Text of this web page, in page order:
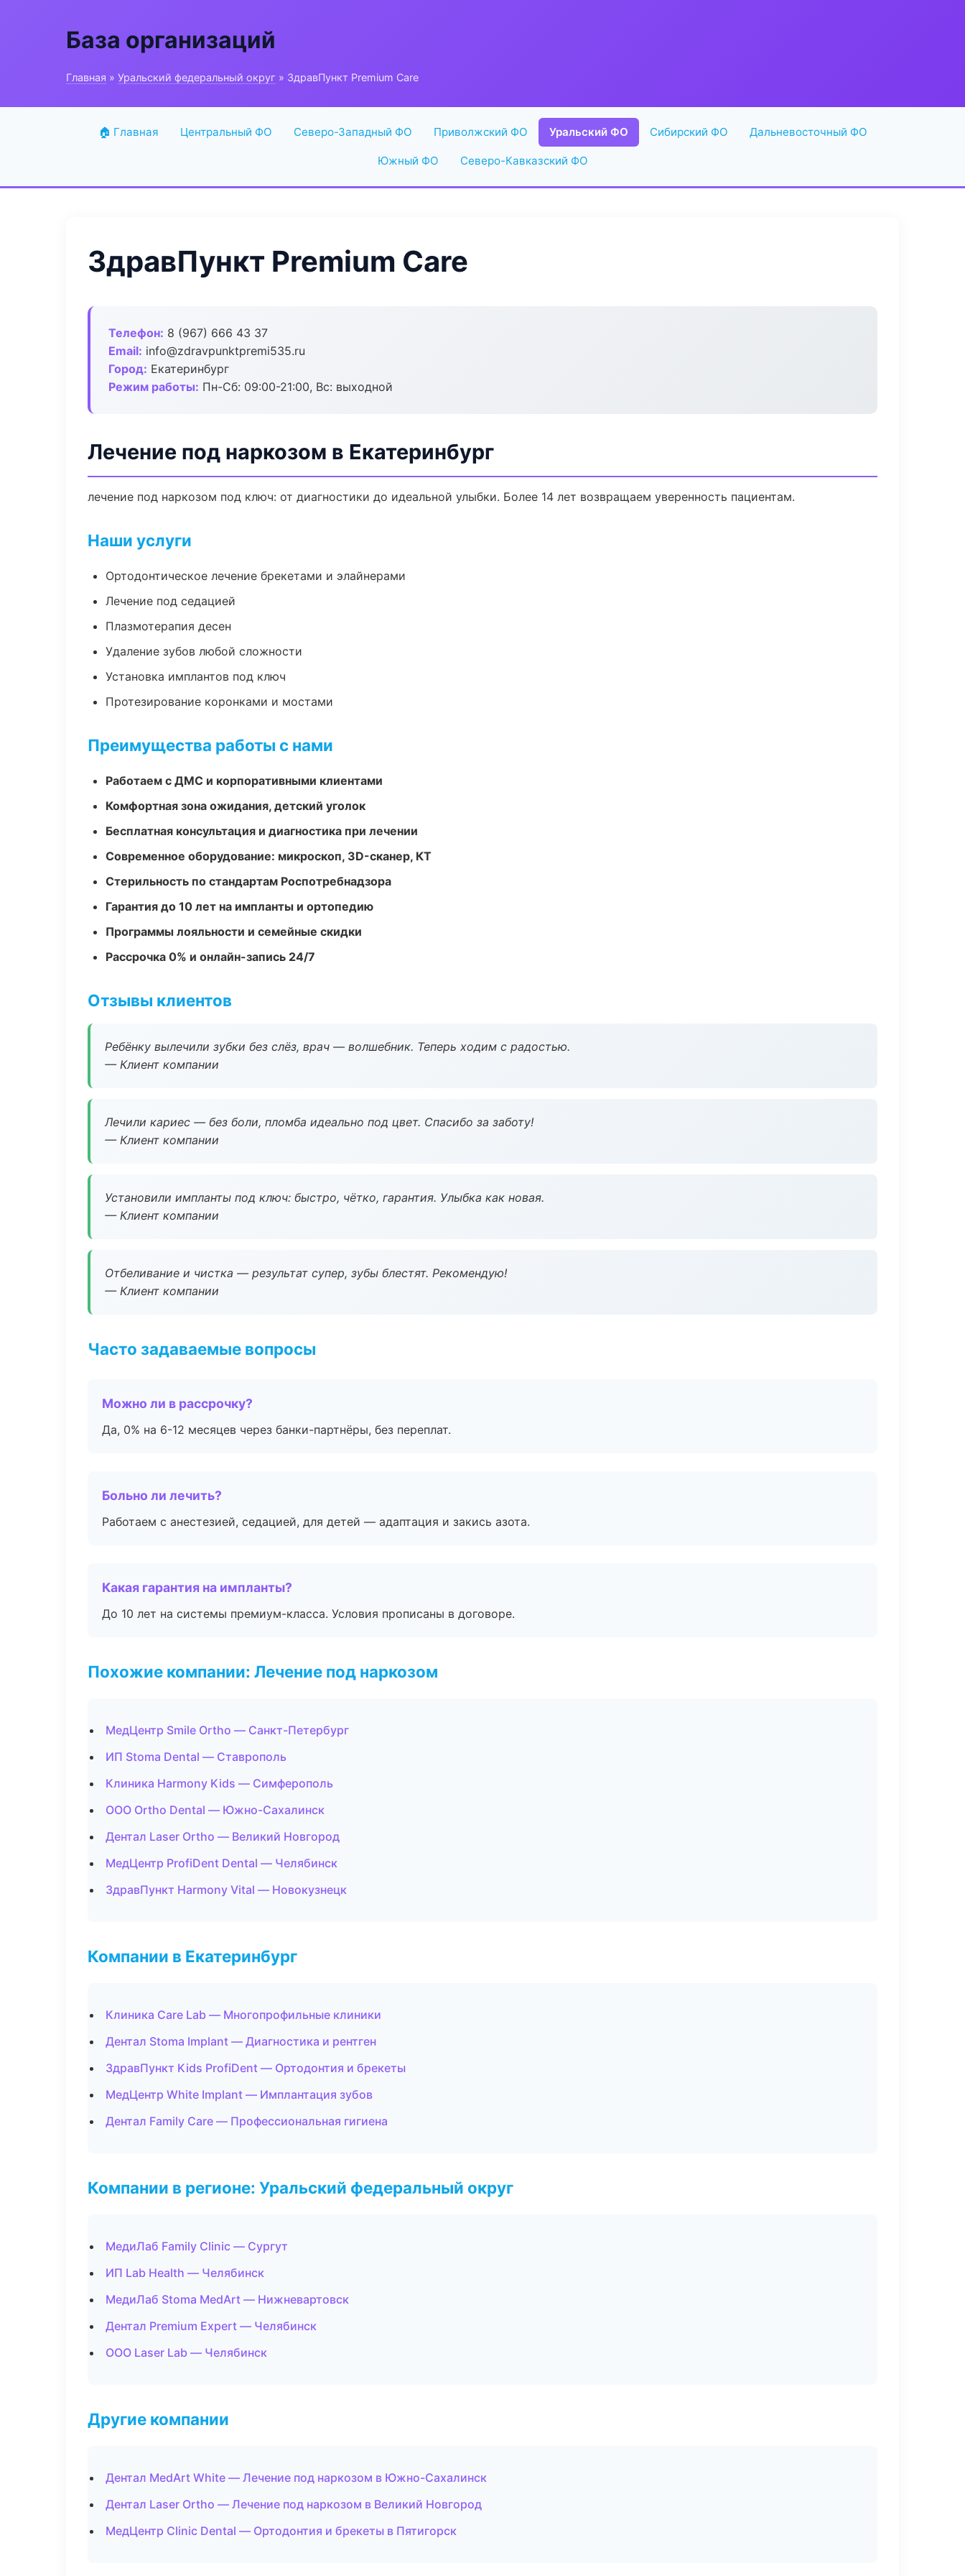
База организаций
Главная » Уральский федеральный округ » ЗдравПункт Premium Care
🏠 Главная Центральный ФО Северо-Западный ФО Приволжский ФО Уральский ФО Сибирский ФО Дальневосточный ФО
Южный ФО Северо-Кавказский ФО
ЗдравПункт Premium Care
Телефон: 8 (967) 666 43 37
Email: info@zdravpunktpremi535.ru
Город: Екатеринбург
Режим работы: Пн-Сб: 09:00-21:00, Вс: выходной
Лечение под наркозом в Екатеринбург
лечение под наркозом под ключ: от диагностики до идеальной улыбки. Более 14 лет возвращаем уверенность пациентам.
Наши услуги
Ортодонтическое лечение брекетами и элайнерами
Лечение под седацией
Плазмотерапия десен
Удаление зубов любой сложности
Установка имплантов под ключ
Протезирование коронками и мостами
Преимущества работы с нами
Работаем с ДМС и корпоративными клиентами
Комфортная зона ожидания, детский уголок
Бесплатная консультация и диагностика при лечении
Современное оборудование: микроскоп, 3D-сканер, КТ
Стерильность по стандартам Роспотребнадзора
Гарантия до 10 лет на импланты и ортопедию
Программы лояльности и семейные скидки
Рассрочка 0% и онлайн-запись 24/7
Отзывы клиентов
Ребёнку вылечили зубки без слёз, врач — волшебник. Теперь ходим с радостью.
— Клиент компании
Лечили кариес — без боли, пломба идеально под цвет. Спасибо за заботу!
— Клиент компании
Установили импланты под ключ: быстро, чётко, гарантия. Улыбка как новая.
— Клиент компании
Отбеливание и чистка — результат супер, зубы блестят. Рекомендую!
— Клиент компании
Часто задаваемые вопросы
Можно ли в рассрочку?
Да, 0% на 6-12 месяцев через банки-партнёры, без переплат.
Больно ли лечить?
Работаем с анестезией, седацией, для детей — адаптация и закись азота.
Какая гарантия на импланты?
До 10 лет на системы премиум-класса. Условия прописаны в договоре.
Похожие компании: Лечение под наркозом
МедЦентр Smile Ortho — Санкт-Петербург
ИП Stoma Dental — Ставрополь
Клиника Harmony Kids — Симферополь
ООО Ortho Dental — Южно-Сахалинск
Дентал Laser Ortho — Великий Новгород
МедЦентр ProfiDent Dental — Челябинск
ЗдравПункт Harmony Vital — Новокузнецк
Компании в Екатеринбург
Клиника Care Lab — Многопрофильные клиники
Дентал Stoma Implant — Диагностика и рентген
ЗдравПункт Kids ProfiDent — Ортодонтия и брекеты
МедЦентр White Implant — Имплантация зубов
Дентал Family Care — Профессиональная гигиена
Компании в регионе: Уральский федеральный округ
МедиЛаб Family Clinic — Сургут
ИП Lab Health — Челябинск
МедиЛаб Stoma MedArt — Нижневартовск
Дентал Premium Expert — Челябинск
ООО Laser Lab — Челябинск
Другие компании
Дентал MedArt White — Лечение под наркозом в Южно-Сахалинск
Дентал Laser Ortho — Лечение под наркозом в Великий Новгород
МедЦентр Clinic Dental — Ортодонтия и брекеты в Пятигорск